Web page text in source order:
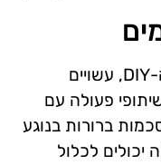
בעת עבודה על פרויקטים בתחום ה-DIY, עשויים
פעולה עם
ברורות בנוגע
יכולים לכלול